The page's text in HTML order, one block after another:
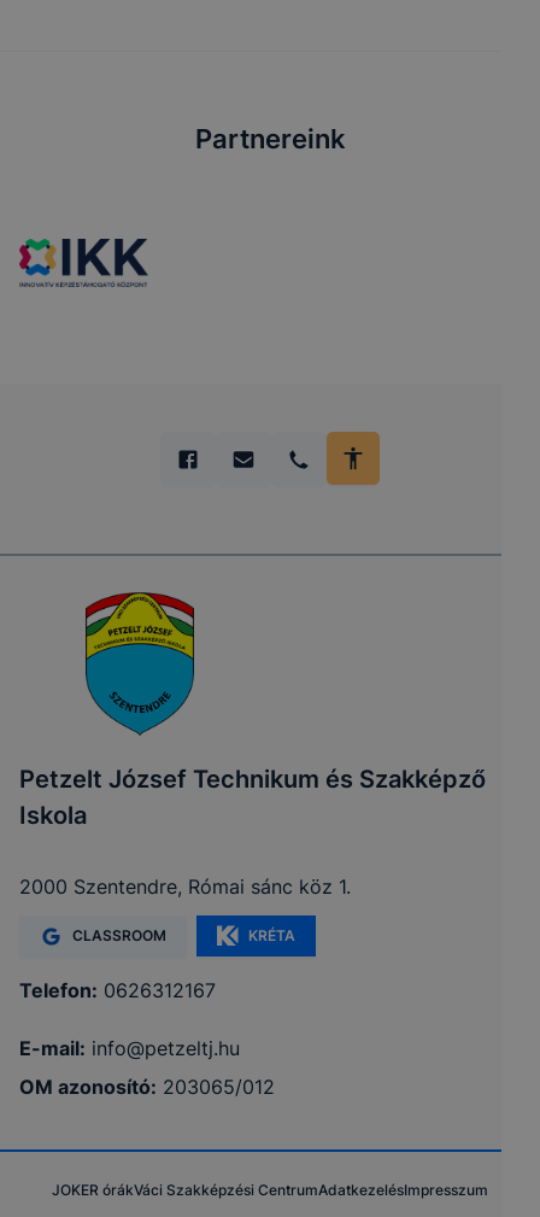
Partnereink
Petzelt József Technikum és Szakképző
Iskola
2000 Szentendre, Római sánc köz 1.
CLASSROOM KRÉTA
Telefon: 0626312167
E-mail: info@petzeltj.hu
OM azonosító: 203065/012
JOKER órákVáci Szakképzési CentrumAdatkezelésImpresszum